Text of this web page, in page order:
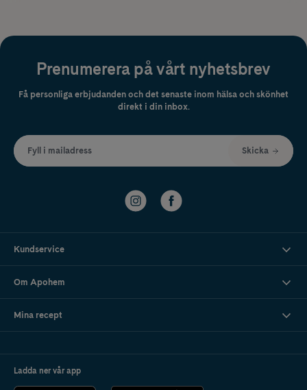
Prenumerera på vårt nyhetsbrev
Få personliga erbjudanden och det senaste inom hälsa och skönhet
direkt i din inbox.
Fyll i mailadress Skicka
Kundservice
Om Apohem
Mina recept
Ladda ner vår app